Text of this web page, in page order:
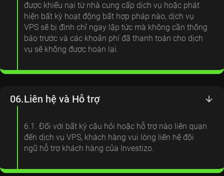
được khiếu nại từ nhà cung cấp dịch vụ hoặc phát
hiện bất kỳ hoạt động bất hợp pháp nào, dịch vụ
VPS sẽ bị đình chỉ ngay lập tức mà không cần thông
báo trước và các khoản phí đã thanh toán cho dịch
vụ sẽ không được hoàn lại.
06.Liên hệ và Hỗ trợ
6.1. Đối với bất kỳ câu hỏi hoặc hỗ trợ nào liên quan
đến dịch vụ VPS, khách hàng vui lòng liên hệ đội
ngũ hỗ trợ khách hàng của Investizo.